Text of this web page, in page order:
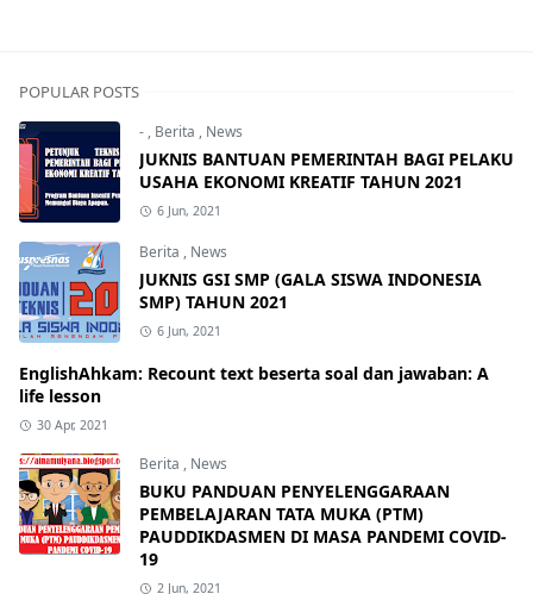
POPULAR POSTS
- , Berita , News
JUKNIS BANTUAN PEMERINTAH BAGI PELAKU
USAHA EKONOMI KREATIF TAHUN 2021
6 Jun, 2021
Berita , News
JUKNIS GSI SMP (GALA SISWA INDONESIA
SMP) TAHUN 2021
6 Jun, 2021
EnglishAhkam: Recount text beserta soal dan jawaban: A
life lesson
30 Apr, 2021
Berita , News
BUKU PANDUAN PENYELENGGARAAN
PEMBELAJARAN TATA MUKA (PTM)
PAUDDIKDASMEN DI MASA PANDEMI COVID-
19
2 Jun, 2021